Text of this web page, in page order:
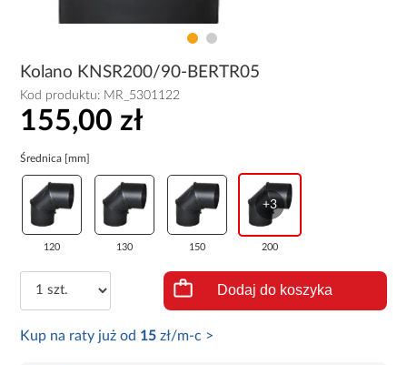
Kolano KNSR200/90-BERTR05
Kod produktu: MR_5301122
155,00 zł
Średnica [mm]
120 130 150
+3
200
Dodaj do koszyka
Kup na raty już od 15 zł/m-c >